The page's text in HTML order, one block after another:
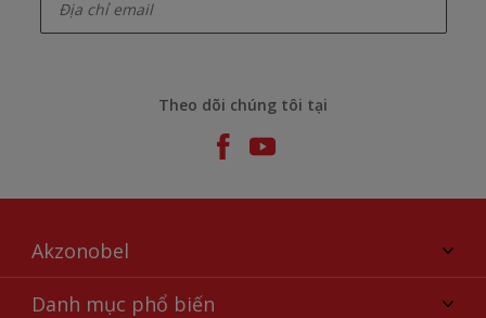
Theo dõi chúng tôi tại
Akzonobel
Giới thiệu về AkzoNobel
Danh mục phổ biến